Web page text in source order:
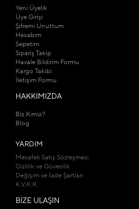
Yeni Üyelik
Üye Girişi
Şifremi Unuttum
Hesabım
Sepetim
Sipariş Takip
Havale Bildirim Formu
Kargo Takibi
İletişim Formu
HAKKIMIZDA
Biz Kimiz?
Blog
YARDIM
Mesafeli Satış Sözleşmesi
Gizlilik ve Güvenlik
Değişim ve İade Şartları
K.V.K.K.
BİZE ULAŞIN